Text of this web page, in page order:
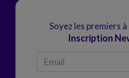
Soyez les premiers
Inscription